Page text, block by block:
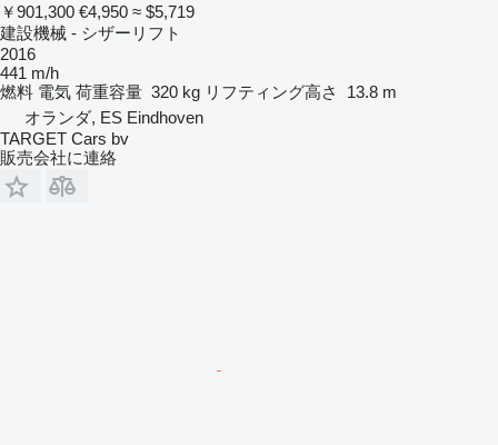
￥901,300 €4,950 ≈ $5,719
建設機械 - シザーリフト
2016
441 m/h
燃料 電気 荷重容量 320 kg リフティング高さ
13.8 m
オランダ, ES Eindhoven
TARGET Cars bv
販売会社に連絡